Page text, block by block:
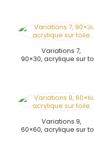
Variations 7,
90×30, acrylique sur
Variations 9,
60×60, acrylique sur